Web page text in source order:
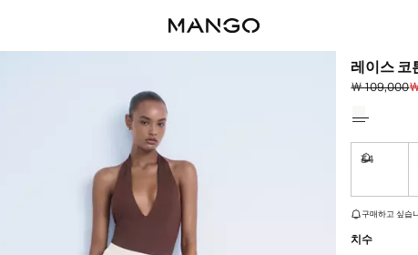
레이스 코
초기 가격 취
￦ 109,000
현재 가격 [
34
재고가 얼마 남지
구매하고 싶습
치수